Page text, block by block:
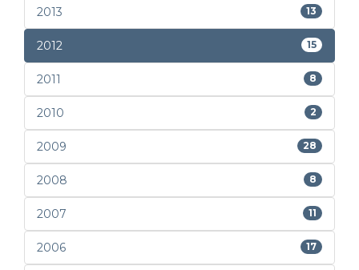
2013 13
2012 15
2011 8
2010 2
2009 28
2008 8
2007 11
2006 17